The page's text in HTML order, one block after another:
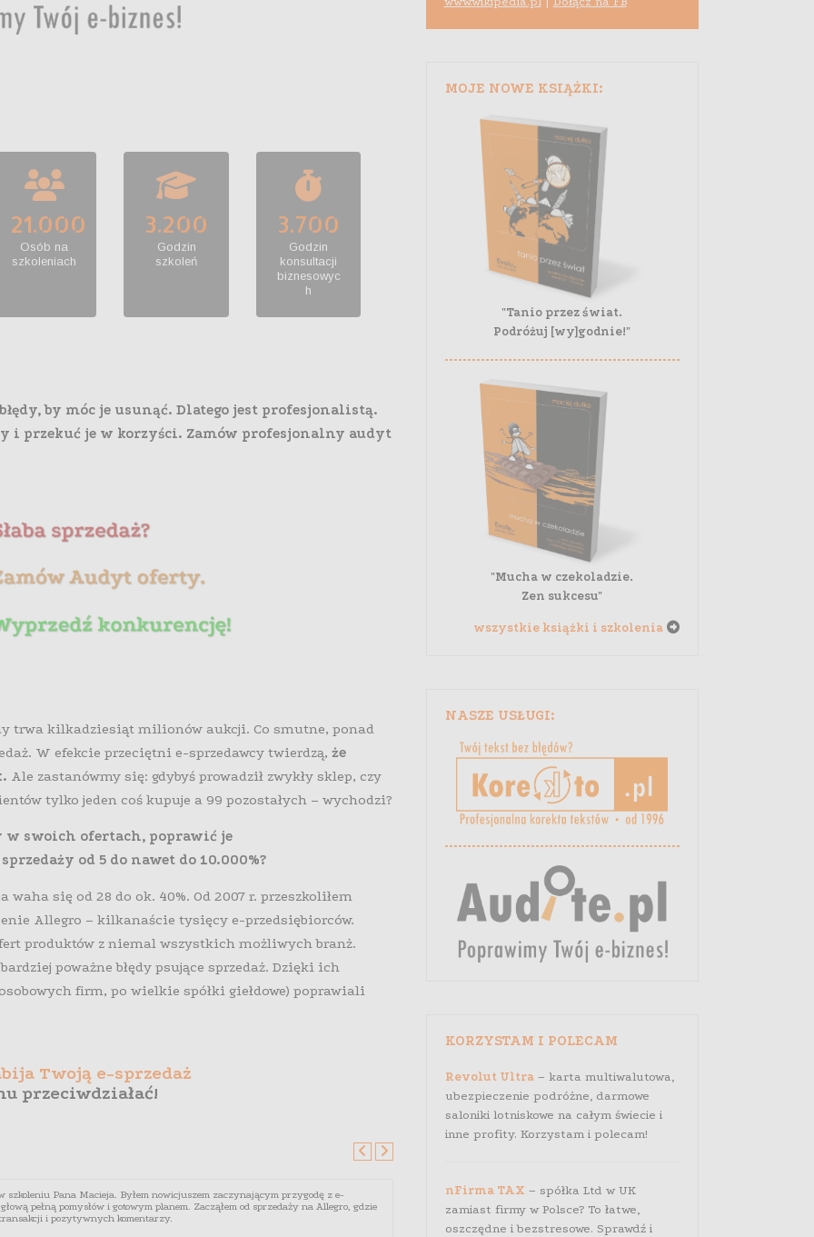
SPRZEDAŻ!
21.000
Osób na
szkoleniach
3.200
Godzin
szkoleń
3.700
Godzin
konsultacji
biznesowyc
h
by móc je usunąć. Dlatego jest profesjonalistą.
i przekuć je w korzyści. Zamów profesjonalny audyt
trwa kilkadziesiąt milionów aukcji. Co smutne, ponad
W efekcie przeciętni e-sprzedawcy twierdzą, że
Ale zastanówmy się: gdybyś prowadził zwykły sklep, czy
tylko jeden coś kupuje a 99 pozostałych – wychodzi?
w swoich ofertach, poprawić je
od 5 do nawet do 10.000%?
waha się od 28 do ok. 40%. Od 2007 r. przeszkoliłem
Allegro – kilkanaście tysięcy e-przedsiębiorców.
produktów z niemal wszystkich możliwych branż.
poważne błędy psujące sprzedaż. Dzięki ich
firm, po wielkie spółki giełdowe) poprawiali
Twoją e-sprzedaż
przeciwdziałać!
szkoleniu Pana Macieja. Byłem nowicjuszem zaczynającym przygodę z e-
pełną pomysłów i gotowym planem. Zacząłem od sprzedaży na Allegro, gdzie
i pozytywnych komentarzy.
Pan Maciej przykuł naszą uwagę
dlatego zdecydowaliśmy się poprosić go o
produktów na aukcjach Allegro.
MOJE NOWE KSIĄŻKI:
"Tanio przez świat.
Podróżuj [wy]godnie!"
"Mucha w czekoladzie.
Zen sukcesu"
wszystkie książki i szkolenia
NASZE USŁUGI:
KORZYSTAM I POLECAM
Revolut Ultra– karta multiwalutowa,
ubezpieczenie podróżne, darmowe
saloniki lotniskowe na całym świecie i
inne profity. Korzystam i polecam!
nFirma TAX – spółka Ltd w UK
zamiast firmy w Polsce? To łatwe,
oszczędne i bezstresowe. Sprawdź i